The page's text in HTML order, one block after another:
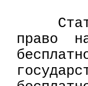
право